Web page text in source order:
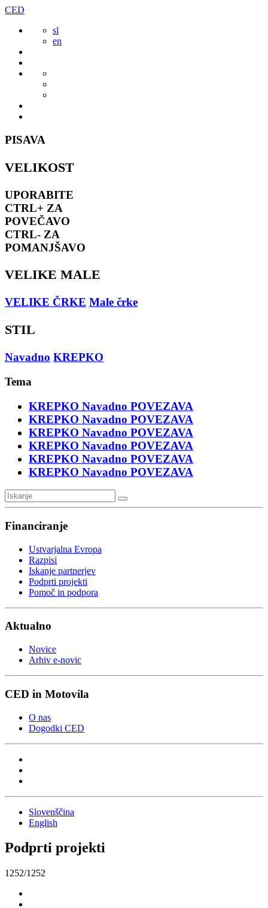
Preskoči
vsebine
CED
sl
en
PISAVA
VELIKOST
UPORABITE
CTRL+ ZA
POVEČAVO
CTRL- ZA
POMANJŠAVO
VELIKE MALE
VELIKE ČRKE Male črke
STIL
Navadno KREPKO
Tema
KREPKO Navadno POVEZAVA
KREPKO Navadno POVEZAVA
KREPKO Navadno POVEZAVA
KREPKO Navadno POVEZAVA
KREPKO Navadno POVEZAVA
KREPKO Navadno POVEZAVA
Financiranje
Ustvarjalna Evropa
Razpisi
Iskanje partnerjev
Podprti projekti
Pomoč in podpora
Aktualno
Novice
Arhiv e-novic
CED in Motovila
O nas
Dogodki CED
Slovenščina
English
Podprti projekti
1252/1252